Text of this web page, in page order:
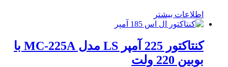
اطلاعات بیشتر
کنتاکتور 225 آمپر LS مدل MC-225A با
بوبین 220 ولت